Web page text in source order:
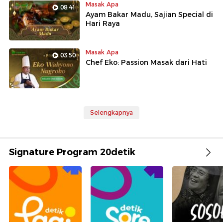
08:41 Masak Apa
Ayam Bakar Madu, Sajian Special di
Hari Raya
03:50 Masak Apa
Chef Eko: Passion Masak dari Hati
Selengkapnya
Signature Program 20detik